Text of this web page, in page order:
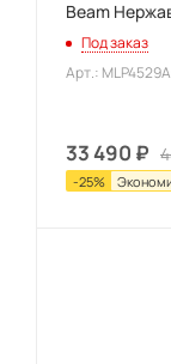
Beam
Под заказ
Арт.:
33 490 ₽
-25%